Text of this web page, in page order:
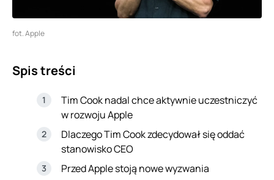
fot. Apple
Spis treści
Tim Cook nadal chce aktywnie uczestniczyć
w rozwoju Apple
Dlaczego Tim Cook zdecydował się oddać
stanowisko CEO
Przed Apple stoją nowe wyzwania